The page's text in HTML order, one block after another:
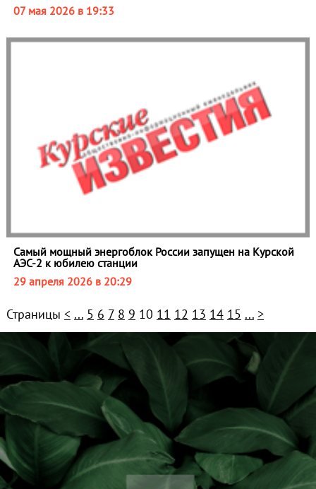
07 мая 2026 в 19:33
Самый мощный энергоблок России запущен на Курской
АЭС‑2 к юбилею станции
29 апреля 2026 в 20:29
Страницы < ... 5 6 7 8 9 10 11 12 13 14 15 ... >